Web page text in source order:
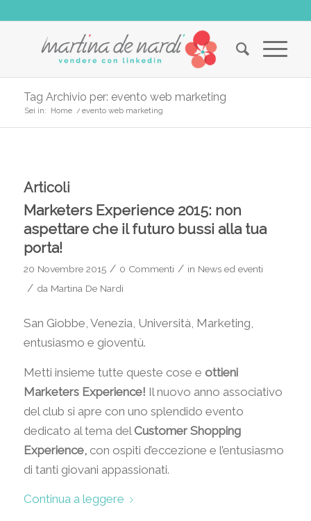
Tag Archivio per: evento web marketing
Sei in: Home / evento web marketing
Articoli
Marketers Experience 2015: non
aspettare che il futuro bussi alla tua
porta!
20 Novembre 2015 / 0 Commenti / in News ed eventi
/ da Martina De Nardi
San Giobbe, Venezia, Università, Marketing,
entusiasmo e gioventù.
Metti insieme tutte queste cose e ottieni
Marketers Experience! Il nuovo anno associativo
del club si apre con uno splendido evento
dedicato al tema del Customer Shopping
Experience,con ospiti d’eccezione e l’entusiasmo
di tanti giovani appassionati.
Continua a leggere